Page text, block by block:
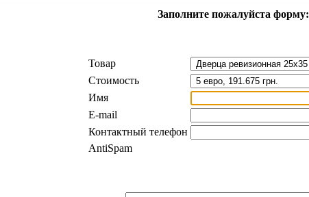
Заполните пожалуйста форму:
Товар
Стоимость
Имя
E-mail
Контактный телефон
AntiSpam